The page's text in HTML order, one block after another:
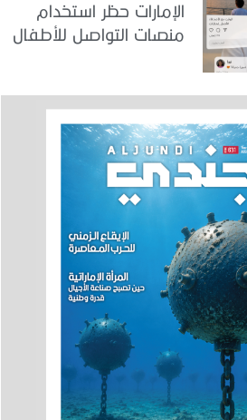
الإمارات حظر استخدام
منصات التواصل للأطفال